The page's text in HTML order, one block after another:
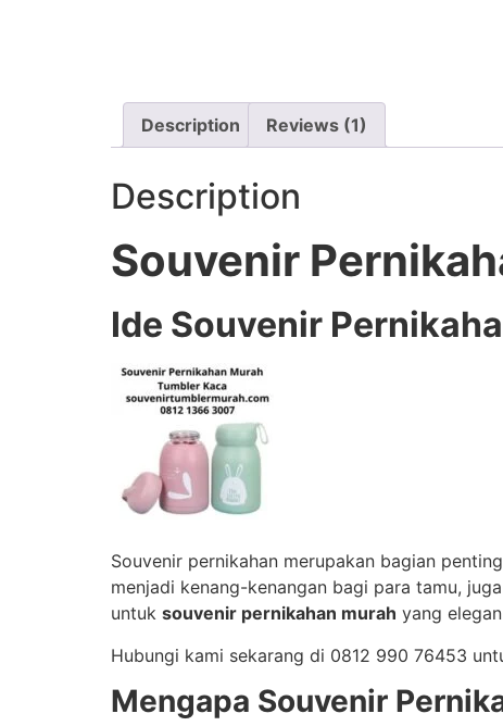
Description Reviews (1)
Description
Souvenir
Ide Souvenir
Souvenir pernikahan merupakan bagian
menjadi kenang-kenangan bagi para tamu,
untuk souvenir pernikahan murah yang
Hubungi kami sekarang di 0812 990 76453
Mengapa Souvenir